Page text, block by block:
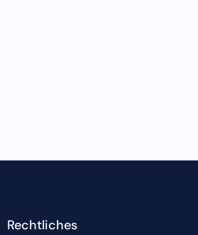
Rechtliches